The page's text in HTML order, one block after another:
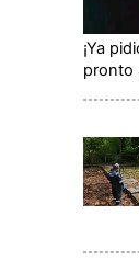
¡Ya
pronto